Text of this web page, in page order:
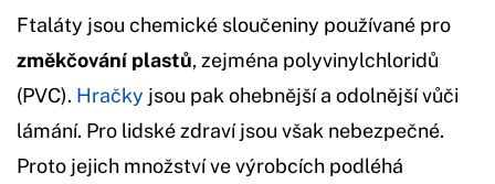
Ftaláty jsou chemické sloučeniny používané pro
změkčování plastů, zejména polyvinylchloridů
(PVC). Hračky jsou pak ohebnější a odolnější vůči
lámání. Pro lidské zdraví jsou však nebezpečné.
Proto jejich množství ve výrobcích podléhá